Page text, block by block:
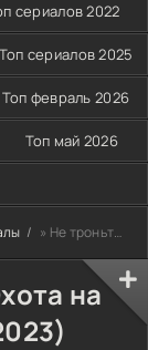
сериалов 2022
Топ сериалов 2025
Топ февраль 2026
Топ май 2026
» Не троньте котиков: Охота на интернет-убийцу (2023)
на